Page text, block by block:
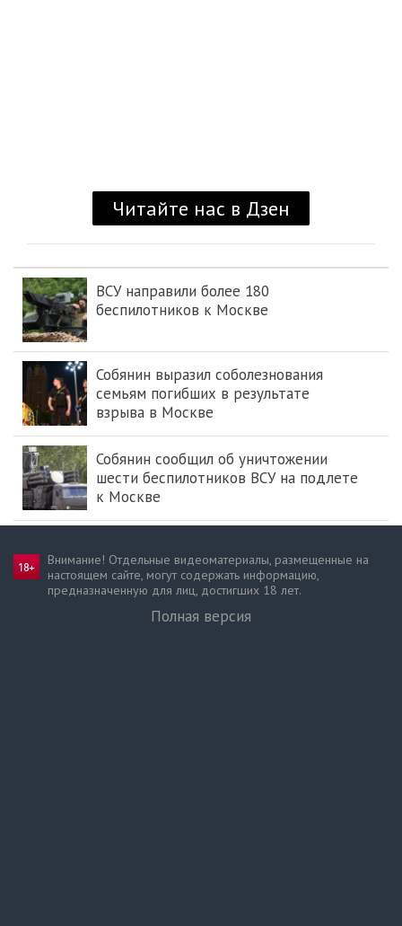
ВСУ направили более 180
беспилотников к Москве
Собянин выразил соболезнования
семьям погибших в результате
взрыва в Москве
Собянин сообщил об уничтожении
шести беспилотников ВСУ на подлете
к Москве
Внимание! Отдельные видеоматериалы, размещенные на
настоящем сайте, могут содержать информацию,
предназначен­ную для лиц, достигших 18 лет.
Полная версия